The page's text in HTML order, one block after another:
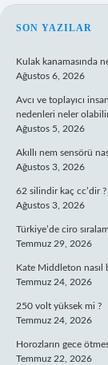
SON YAZILAR
Kulak kanamasında
Ağustos 6, 2026
Avcı ve toplayıcı
nedenleri neler
Ağustos 5, 2026
Akıllı nem sensörü
Ağustos 3, 2026
62 silindir kaç cc’dir ?
Ağustos 3, 2026
Türkiye’de ciro
Temmuz 29, 2026
Kate Middleton nasıl
Temmuz 24, 2026
250 volt yüksek mi ?
Temmuz 24, 2026
Horozların gece
Temmuz 22, 2026